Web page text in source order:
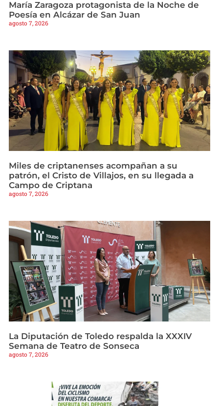
María Zaragoza protagonista de la Noche de
Poesía en Alcázar de San Juan
agosto 7, 2026
Miles de criptanenses acompañan a su
patrón, el Cristo de Villajos, en su llegada a
Campo de Criptana
agosto 7, 2026
La Diputación de Toledo respalda la XXXIV
Semana de Teatro de Sonseca
agosto 7, 2026